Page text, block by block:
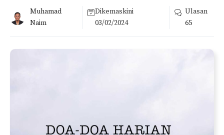
Muhamad
Naim
Dikemaskini
03/02/2024
Ulasan
65